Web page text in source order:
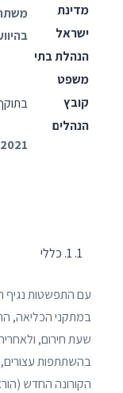
מדינת
ישראל
הנהלת בתי
משפט
קובץ
הנהלים
1. כללי
עם התפשטות נגיף
שעת חירום,
בהשתתפות עצורים,
הקורונה החדש (הוראת